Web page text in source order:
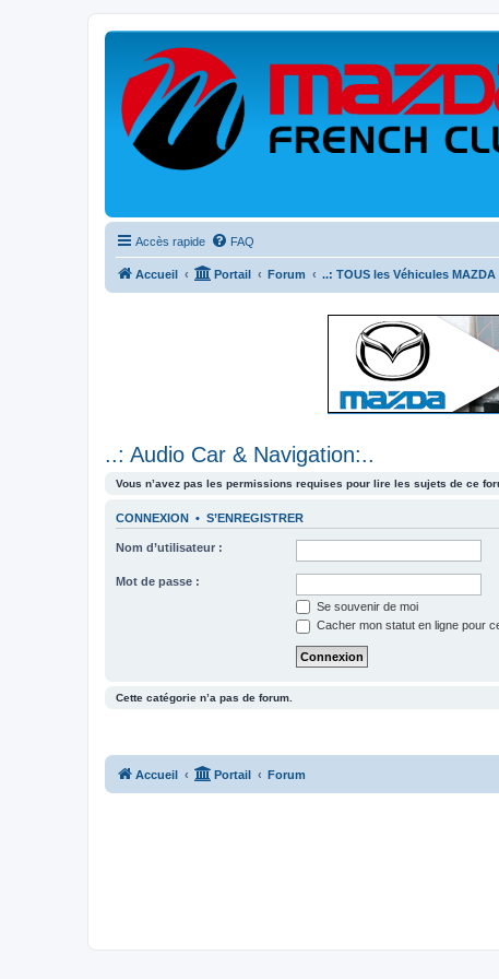
Accès rapide FAQ
Accueil Portail Forum ..: TOUS les Véhicules MAZDA
..: Audio Car & Navigation:..
Vous n’avez pas les permissions requises pour lire les sujets de ce
CONNEXION • S’ENREGISTRER
Nom d’utilisateur :
Mot de passe :
Se souvenir de moi
Cacher mon statut en ligne pour
Cette catégorie n’a pas de forum.
Accueil Portail Forum